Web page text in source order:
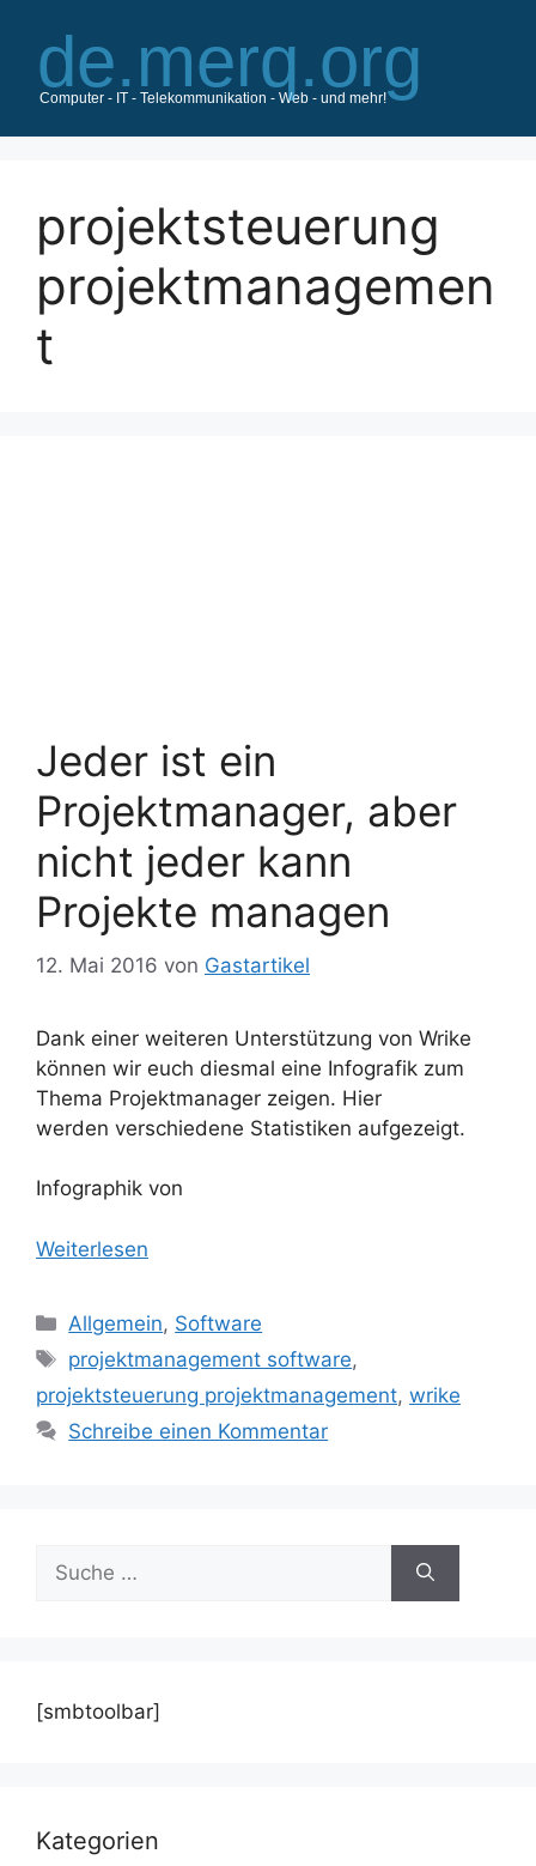
Inhalt
springen
projektsteuerung
projektmanagemen
t
Jeder ist ein
Projektmanager, aber
nicht jeder kann
Projekte managen
12. Mai 2016 von Gastartikel
Dank einer weiteren Unterstützung von Wrike
können wir euch diesmal eine Infografik zum
Thema Projektmanager zeigen. Hier
werden verschiedene Statistiken aufgezeigt.
Infographik von
Weiterlesen
Kategorien
Allgemein, Software
Schlagwörter
projektmanagement software,
projektsteuerung projektmanagement, wrike
Schreibe einen Kommentar
nach:
[smbtoolbar]
Kategorien